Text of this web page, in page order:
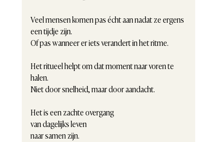
Veel mensen komen pas écht aan nadat ze ergens
een tijdje zijn.
Of pas wanneer er iets verandert in het ritme.
Het ritueel helpt om dat moment naar voren te
halen.
Niet door snelheid, maar door aandacht.
Het is een zachte overgang
van dagelijks leven
naar samen zijn.